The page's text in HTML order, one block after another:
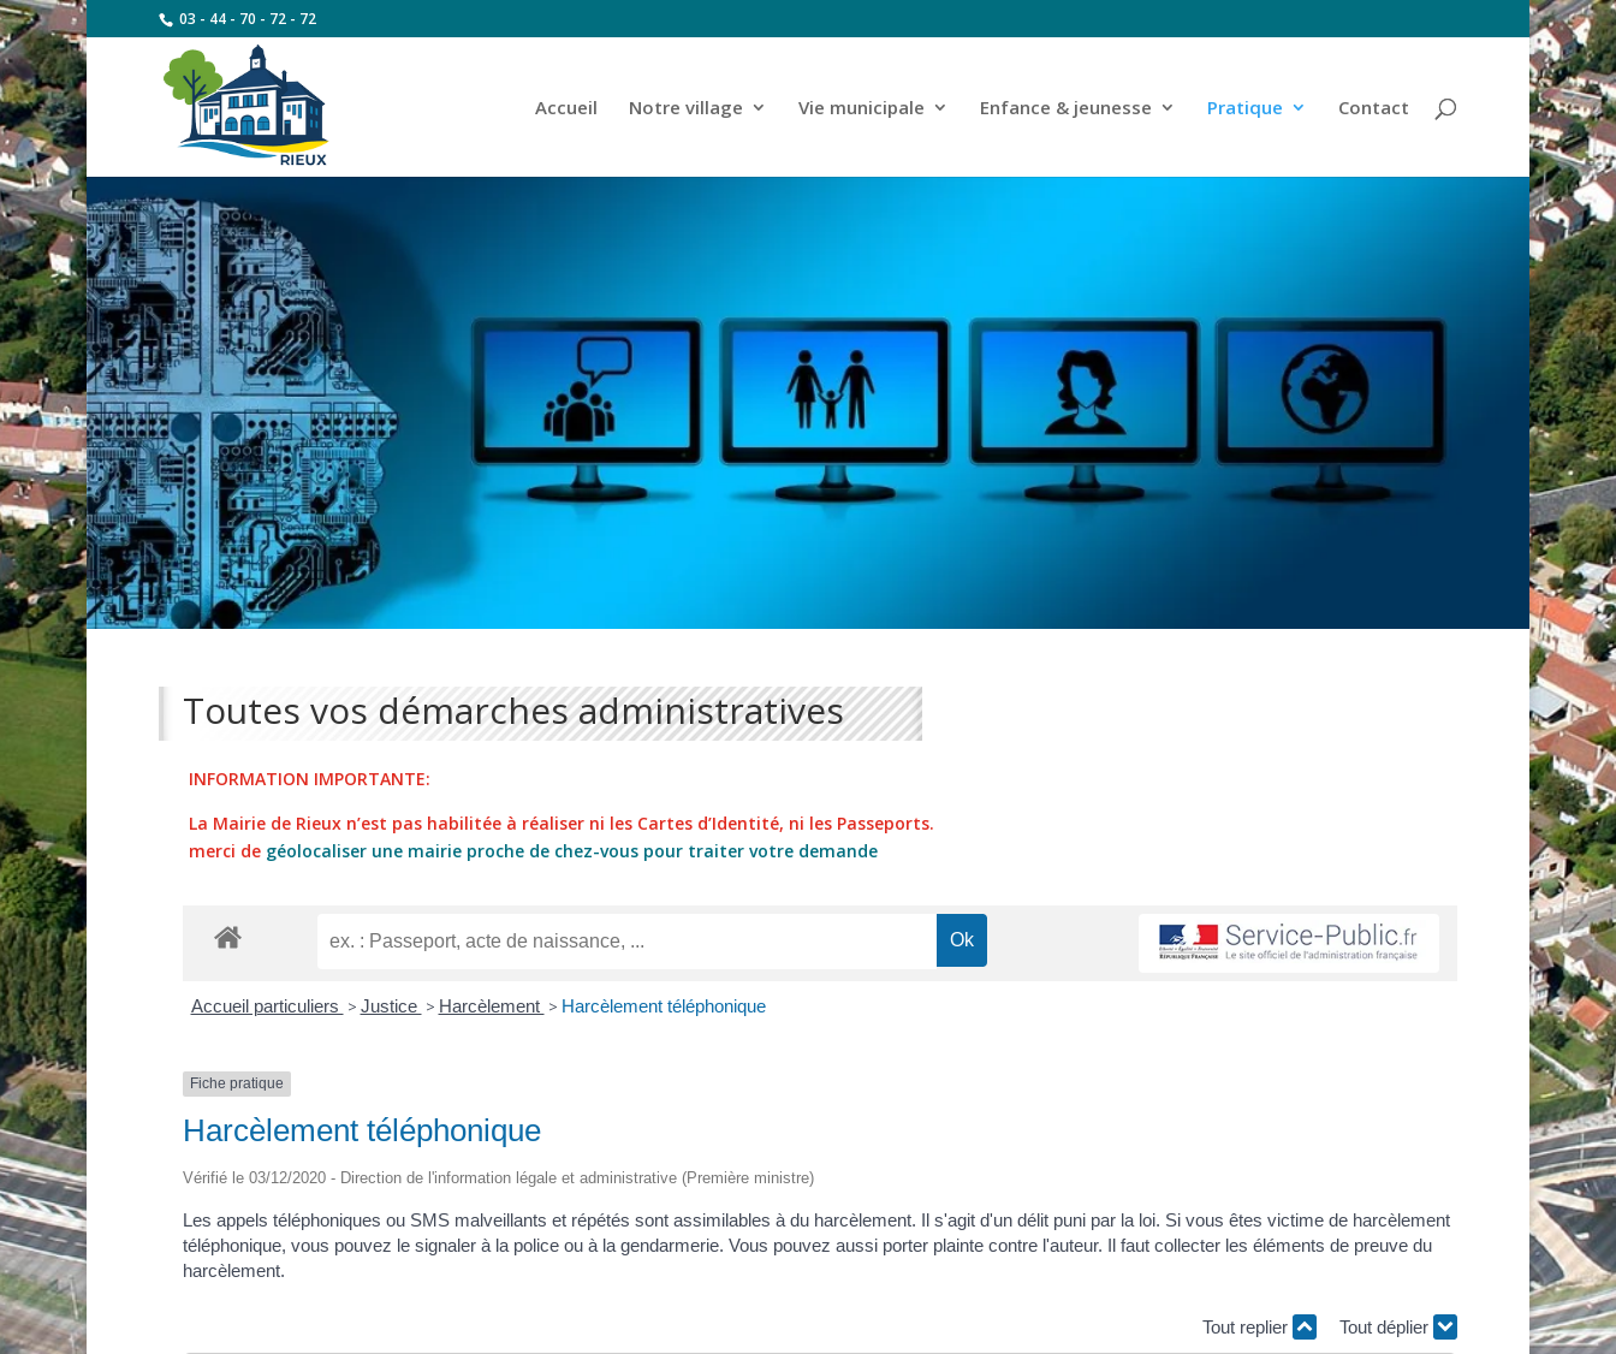
03 - 44 - 70 - 72 - 72
Accueil Notre village Vie municipale Enfance & jeunesse Pratique Contact
Toutes vos démarches administratives
INFORMATION IMPORTANTE:
La Mairie de Rieux n’est pas habilitée à réaliser ni les Cartes d’Identité, ni les Passeports.
merci de géolocaliser une mairie proche de chez-vous pour traiter votre demande
Accueil particuliers > Justice > Harcèlement > Harcèlement téléphonique
Fiche pratique
Harcèlement téléphonique
Vérifié le 03/12/2020 - Direction de l'information légale et administrative (Première ministre)
Les appels téléphoniques ou SMS malveillants et répétés sont assimilables à du harcèlement. Il s'agit d'un délit puni par la loi. Si vous êtes victime de harcèlement
téléphonique, vous pouvez le signaler à la police ou à la gendarmerie. Vous pouvez aussi porter plainte contre l'auteur. Il faut collecter les éléments de preuve du
harcèlement.
Tout replier Tout déplier